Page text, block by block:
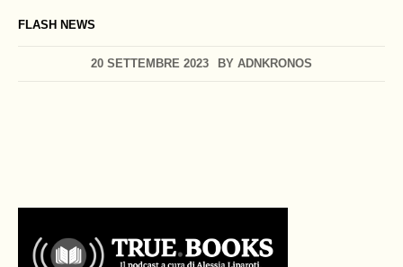
FLASH NEWS
20 SETTEMBRE 2023 BY ADNKRONOS